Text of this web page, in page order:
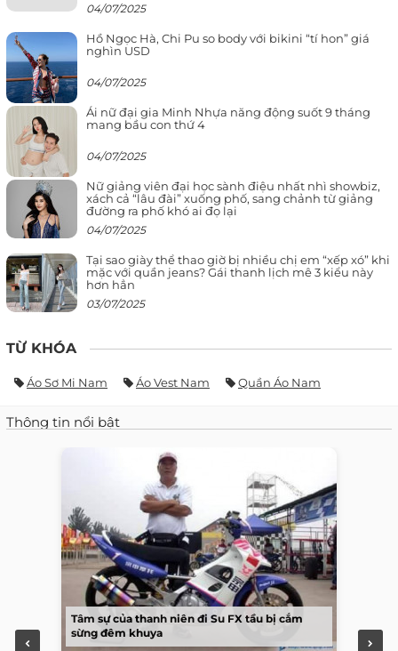
04/07/2025
Hồ Ngọc Hà, Chi Pu so body với bikini “tí hon” giá
nghìn USD
04/07/2025
Ái nữ đại gia Minh Nhựa năng động suốt 9 tháng
mang bầu con thứ 4
04/07/2025
Nữ giảng viên đại học sành điệu nhất nhì showbiz,
xách cả “lâu đài” xuống phố, sang chảnh từ giảng
đường ra phố khó ai đọ lại
04/07/2025
Tại sao giày thể thao giờ bị nhiều chị em “xếp xó” khi
mặc với quần jeans? Gái thanh lịch mê 3 kiểu này
hơn hẳn
03/07/2025
TỪ KHÓA
Áo Sơ Mi Nam Áo Vest Nam Quần Áo Nam
Thông tin nổi bật
Tâm sự của thanh niên đi Su FX tầu bị cắm
sừng đêm khuya